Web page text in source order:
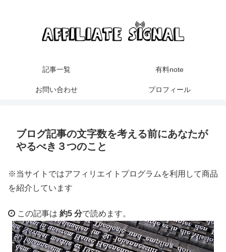
記事一覧 有料note
お問い合わせ プロフィール
ブログ記事の文字数を考える前にあなたが
やるべき３つのこと
※当サイトではアフィリエイトプログラムを利用して商品
を紹介しています
この記事は 約5 分で読めます。